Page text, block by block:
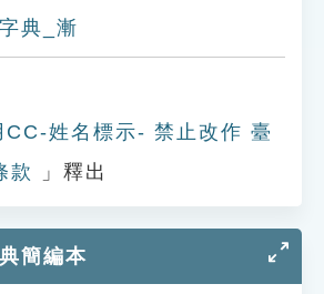
典_漸
CC-姓名標示- 禁止改作 臺
款
」釋出
簡編本